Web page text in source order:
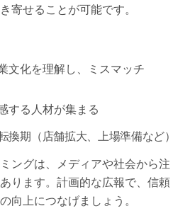
寄せることが可能です。
文化を理解し、ミスマッチ
する人材が集まる
期（店舗拡大、上場準備など）
ングは、メディアや社会から注
ります。計画的な広報で、信頼
向上につなげましょう。